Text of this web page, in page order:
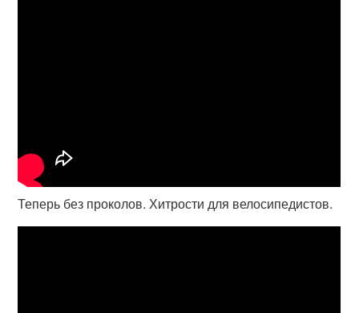
Теперь без проколов. Хитрости для велосипедистов.